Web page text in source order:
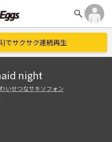
search
)でサクサク連続再生
night
いせつなサキソフォン